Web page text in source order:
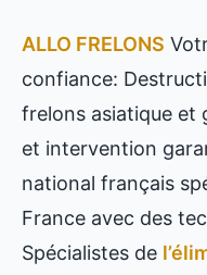
ALLO FRELONS
confiance:
frelons asiatique et
et intervention
national français
France avec des
Spécialistes de